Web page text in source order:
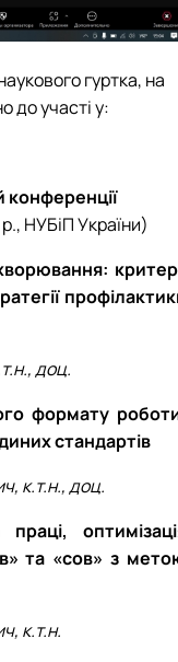
гуртка, на
до участі у:
конференції
НУБіП України)
доц.
формату
стандартів
к.т.н., доц.
та «сов» з
к.т.н.